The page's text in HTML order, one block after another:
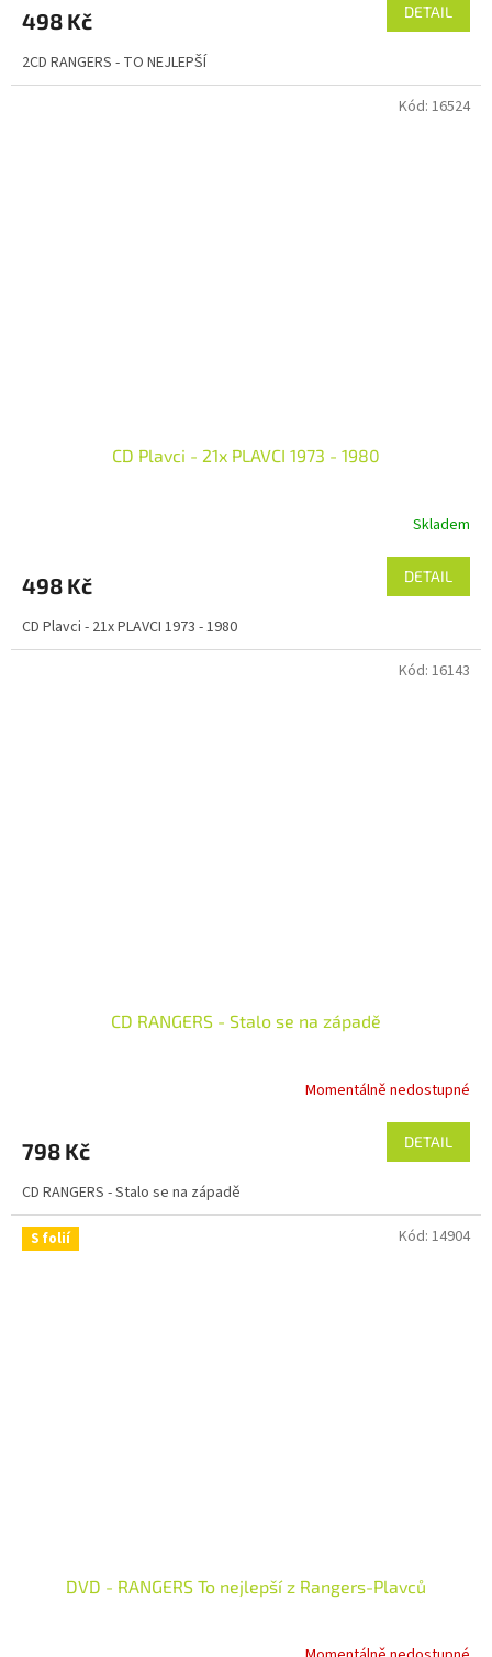
498 Kč DETAIL
2CD RANGERS - TO NEJLEPŠÍ
CD Plavci - 21x PLAVCI 1973 - 1980
Skladem
498 Kč DETAIL
CD Plavci - 21x PLAVCI 1973 - 1980
Kód: 16524
CD RANGERS - Stalo se na západě
Momentálně nedostupné
798 Kč DETAIL
CD RANGERS - Stalo se na západě
Kód: 16143
S folií
DVD - RANGERS To nejlepší z Rangers-Plavců
Kód: 14904